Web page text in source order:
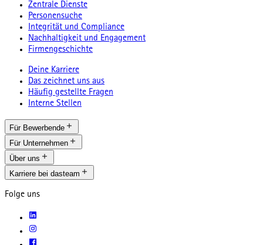
Zentrale Dienste
Personensuche
Integrität und Compliance
Nachhaltigkeit und Engagement
Firmengeschichte
Deine Karriere
Das zeichnet uns aus
Häufig gestellte Fragen
Interne Stellen
Für Bewerbende
Für Unternehmen
Über uns
Karriere bei dasteam
Folge uns